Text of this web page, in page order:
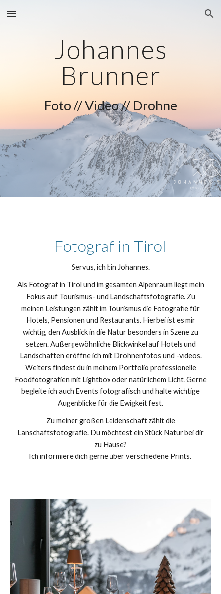
Skip to main content Skip to navigation
Johannes
Brunner
Foto // Video // Drohne
Fotograf in Tirol
Servus, ich bin Johannes.
Als Fotograf in Tirol und im gesamten Alpenraum liegt mein
Fokus auf Tourismus- und Landschaftsfotografie. Zu
meinen Leistungen zählt im Tourismus die Fotografie für
Hotels, Pensionen und Restaurants. Hierbei ist es mir
wichtig, den Ausblick in die Natur besonders in Szene zu
setzen. Außergewöhnliche Blickwinkel auf Hotels und
Landschaften eröffne ich mit Drohnenfotos und -videos.
Weiters findest du in meinem Portfolio professionelle
Foodfotografien mit Lightbox oder natürlichem Licht. Gerne
begleite ich auch Events fotografisch und halte wichtige
Augenblicke für die Ewigkeit fest.
Zu meiner großen Leidenschaft zählt die
Lanschaftsfotografie. Du möchtest ein Stück Natur bei dir
zu Hause?
Ich informiere dich gerne über verschiedene Prints.